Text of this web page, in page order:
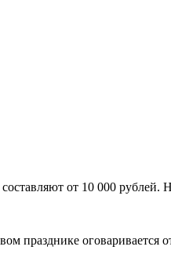
от 10 000 рублей.
празднике оговаривается